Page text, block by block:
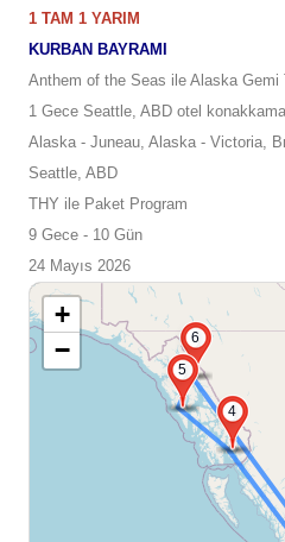
1 TAM 1 YARIM
KURBAN BAYRAMI
Anthem of the Seas ile Alaska Gemi
1 Gece Seattle, ABD otel
Alaska - Juneau, Alaska - Victoria,
Seattle, ABD
THY ile Paket Program
9 Gece - 10 Gün
24 Mayıs 2026
4
5
6
+
−